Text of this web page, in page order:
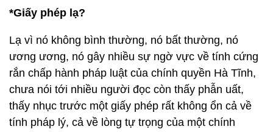
*Giấy phép lạ?
Lạ vì nó không bình thường, nó bất thường, nó
ương ương, nó gây nhiều sự ngờ vực về tính cứng
rắn chấp hành pháp luật của chính quyền Hà Tĩnh,
chưa nói tới nhiều người đọc còn thấy phẫn uất,
thấy nhục trước một giấy phép rất không ổn cả về
tính pháp lý, cả về lòng tự trọng của một chính